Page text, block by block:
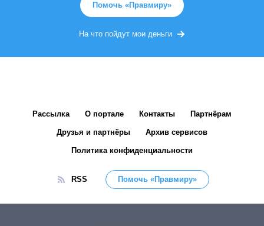
Помочь «Правмиру»
На что пойдут мои деньги
Рассылка О портале Контакты Партнёрам
Друзья и партнёры Архив сервисов
Политика конфиденциальности
RSS Помочь «Правмиру»